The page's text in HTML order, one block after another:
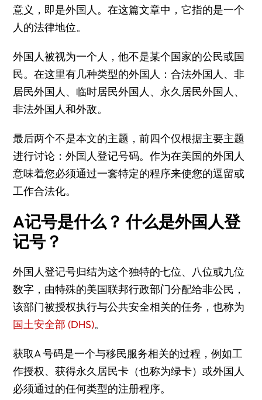
意义，即是外国人。在这篇文章中，它指的是一个
人的法律地位。
外国人被视为一个人，他不是某个国家的公民或国
民。在这里有几种类型的外国人：合法外国人、非
居民外国人、临时居民外国人、永久居民外国人、
非法外国人和外敌。
最后两个不是本文的主题，前四个仅根据主要主题
进行讨论：外国人登记号码。作为在美国的外国人
意味着您必须通过一套特定的程序来使您的逗留或
工作合法化。
A记号是什么？ 什么是外国人登
记号？
外国人登记号归结为这个独特的七位、八位或九位
数字，由特殊的美国联邦行政部门分配给非公民，
该部门被授权执行与公共安全相关的任务，也称为
国土安全部 (DHS)。
获取A 号码是一个与移民服务相关的过程，例如工
作授权、获得永久居民卡（也称为绿卡）或外国人
必须通过的任何类型的注册程序。